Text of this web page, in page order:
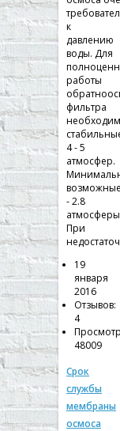
к
давлению
воды. Для
работы
фильтра
4 - 5
атмосфер.
возможные
- 2.8
При
19
января
2016
Отзывов:
4
48009
Срок
службы
мембраны
осмоса